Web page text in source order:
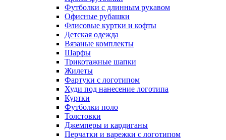
Футболки с длинным рукавом
Офисные рубашки
Флисовые куртки и кофты
Детская одежда
Вязаные комплекты
Шарфы
Трикотажные шапки
Жилеты
Фартуки с логотипом
Худи под нанесение логотипа
Куртки
Футболки поло
Толстовки
Джемперы и кардиганы
Перчатки и варежки с логотипом